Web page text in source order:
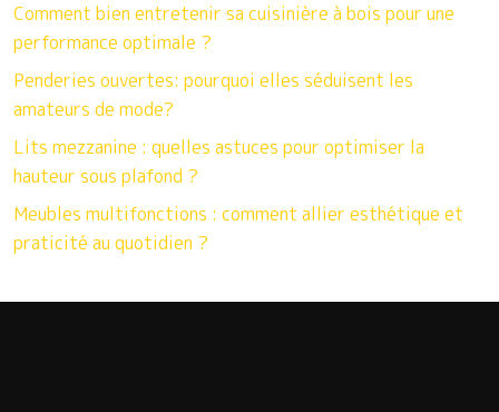
Comment bien entretenir sa cuisinière à bois pour une
performance optimale ?
Penderies ouvertes: pourquoi elles séduisent les
amateurs de mode?
Lits mezzanine : quelles astuces pour optimiser la
hauteur sous plafond ?
Meubles multifonctions : comment allier esthétique et
praticité au quotidien ?